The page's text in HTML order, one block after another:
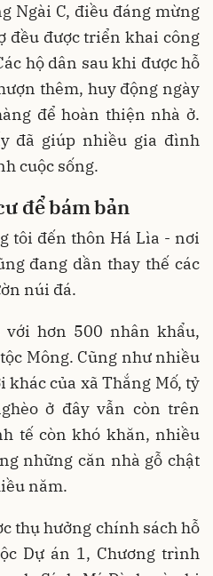
Ngài C, điều đáng mừng
đều được triển khai công
hộ dân sau khi được hỗ
thêm, huy động ngày
để hoàn thiện nhà ở.
đã giúp nhiều gia đình
cuộc sống.
để bám bản
tôi đến thôn Há Lìa - nơi
đang dần thay thế các
núi đá.
hơn 500 nhân khẩu,
Mông. Cũng như nhiều
của xã Thắng Mố, tỷ
ở đây vẫn còn trên
tế còn khó khăn, nhiều
những căn nhà gỗ chật
năm.
thụ hưởng chính sách hỗ
Dự án 1, Chương trình